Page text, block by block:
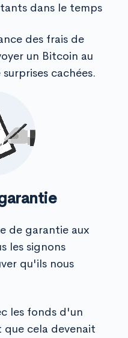
dans le temps
des frais de
un Bitcoin au
cachées.
de garantie aux
les signons
qu'ils nous
les fonds d'un
que cela devenait